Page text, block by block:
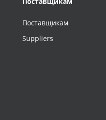
Поставщикам
Suppliers